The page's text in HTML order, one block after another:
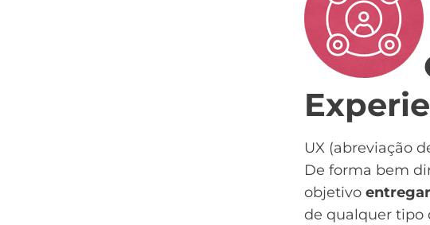
UX (abreviação
De forma bem
objetivo
de qualquer tipo